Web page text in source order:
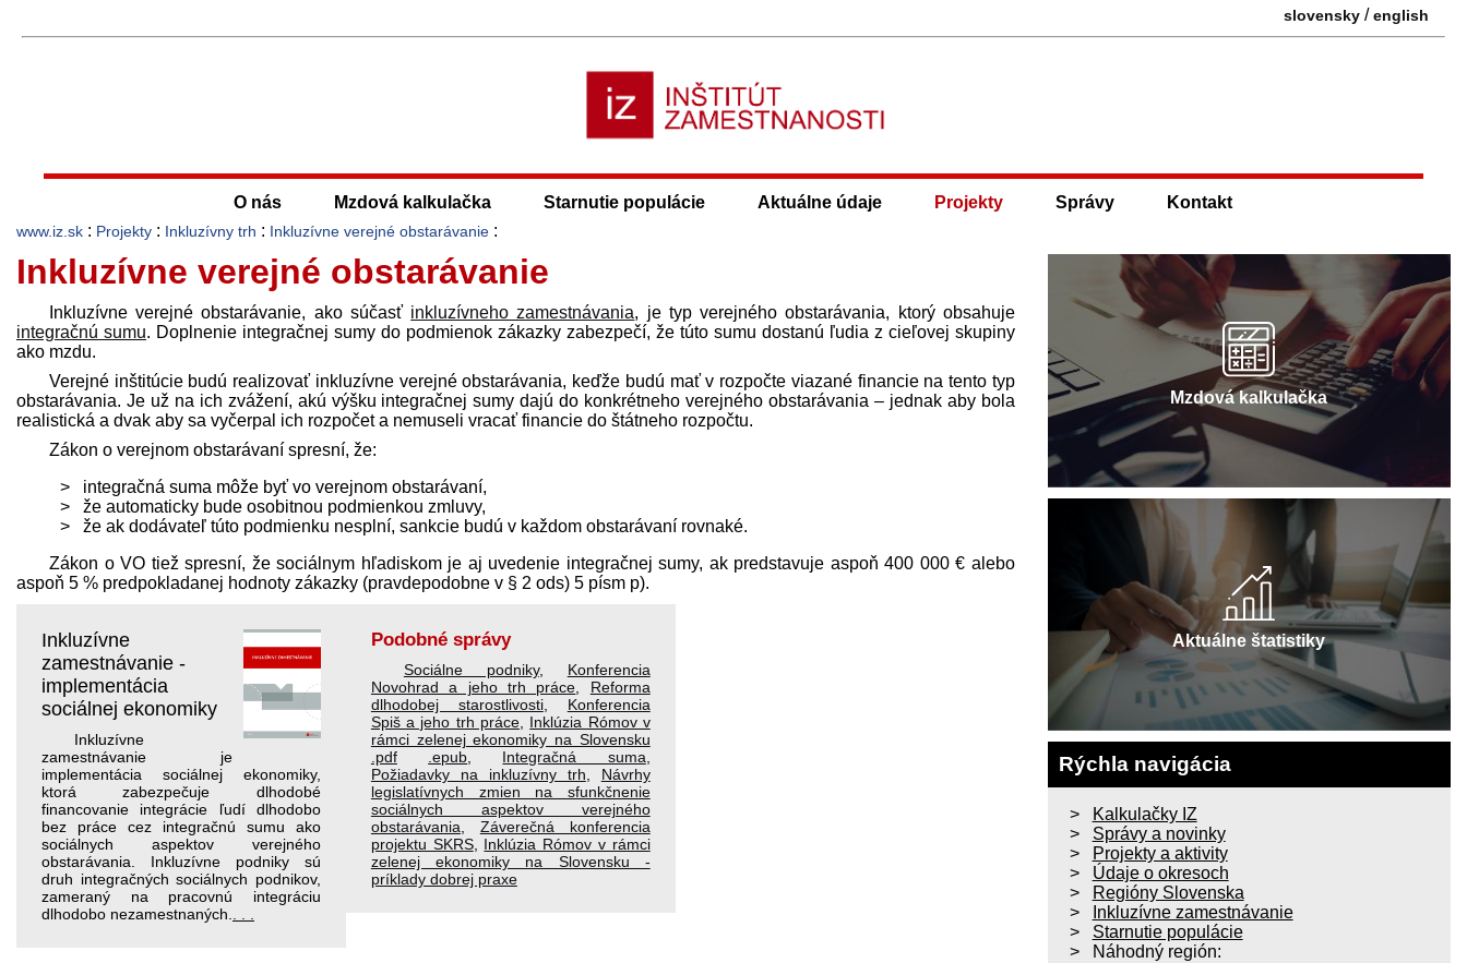
slovensky /english
O nás Mzdová kalkulačka Starnutie populácie Aktuálne údaje Projekty Správy Kontakt
www.iz.sk : Projekty : Inkluzívny trh : Inkluzívne verejné obstarávanie :
Inkluzívne verejné obstarávanie
Inkluzívne verejné obstarávanie, ako súčasť inkluzívneho zamestnávania, je typ verejného obstarávania, ktorý obsahuje
integračnú sumu. Doplnenie integračnej sumy do podmienok zákazky zabezpečí, že túto sumu dostanú ľudia z cieľovej skupiny
ako mzdu.
Verejné inštitúcie budú realizovať inkluzívne verejné obstarávania, keďže budú mať v rozpočte viazané financie na tento typ
obstarávania. Je už na ich zvážení, akú výšku integračnej sumy dajú do konkrétneho verejného obstarávania – jednak aby bola
realistická a dvak aby sa vyčerpal ich rozpočet a nemuseli vracať financie do štátneho rozpočtu.
Zákon o verejnom obstarávaní spresní, že:
integračná suma môže byť vo verejnom obstarávaní,
že automaticky bude osobitnou podmienkou zmluvy,
že ak dodávateľ túto podmienku nesplní, sankcie budú v každom obstarávaní rovnaké.
Zákon o VO tiež spresní, že sociálnym hľadiskom je aj uvedenie integračnej sumy, ak pred­stavuje aspoň 400 000 € alebo
aspoň 5 % pred­pokladanej hodnoty zákazky (pravdepodobne v § 2 ods) 5 písm p).
Inkluzívne
zamestnávanie -
implementácia
sociálnej ekonomiky
Inkluzívne
zamestnávanie je
implementácia sociálnej ekonomiky,
ktorá zabezpečuje dlhodobé
financovanie integrácie ľudí dlhodobo
bez práce cez integračnú sumu ako
sociálnych aspektov verejného
obstarávania. Inkluzívne podniky sú
druh integračných sociálnych podnikov,
zameraný na pracovnú integráciu
dlhodobo nezamestnaných.
Podobné správy
Sociálne podniky, Konferencia
Novohrad a jeho trh práce
Reforma
dlhodobej starostlivosti, Konferencia
Spiš a jeho trh práce, Inklúzia Rómov v
rámci zelenej ekonomiky na Slovensku
.pdf
.epub Integračná suma
Požiadavky na inkluzívny trh
Návrhy
legislatívnych zmien na sfunkčnenie
sociálnych aspektov verejného
obstarávania
Záverečná konferencia
projektu SKRS, Inklúzia Rómov v rámci
zelenej ekonomiky na Slovensku -
príklady dobrej praxe
Mzdová kalkulačka
Aktuálne štatistiky
Rýchla navigácia
Kalkulačky IZ
Správy a novinky
Projekty a aktivity
Údaje o okresoch
Regióny Slovenska
Inkluzívne zamestnávanie
Starnutie populácie
Náhodný región: